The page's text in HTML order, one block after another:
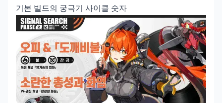
기본 빌드의 궁극기 사이클 숫자